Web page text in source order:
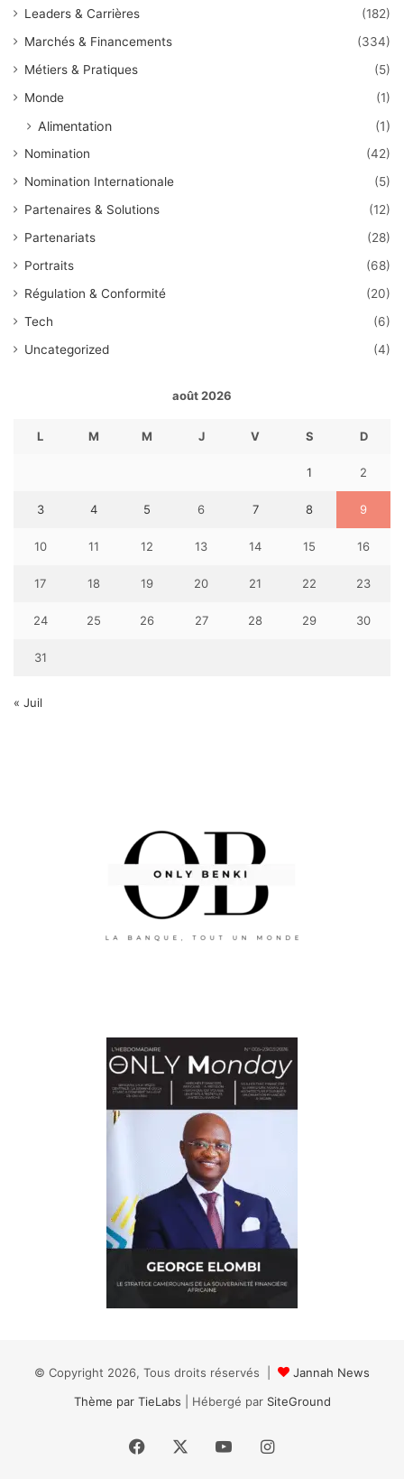
Leaders & Carrières
(182)
Marchés & Financements
(334)
Métiers & Pratiques
(5)
Monde
(1)
Alimentation (1)
Nomination
(42)
Nomination Internationale
(5)
Partenaires & Solutions
(12)
Partenariats
(28)
Portraits
(68)
Régulation & Conformité
(20)
Tech
(6)
Uncategorized
(4)
août 2026
L M M J V S D
1 2
3 4 5 6 7 8 9
10 11 12 13 14 15 16
17 18 19 20 21 22 23
24 25 26 27 28 29 30
31
« Juil
© Copyright 2026, Tous droits réservés |
Jannah News
Thème par TieLabs | Hébergé par SiteGround
Facebook YouTubeInstagram